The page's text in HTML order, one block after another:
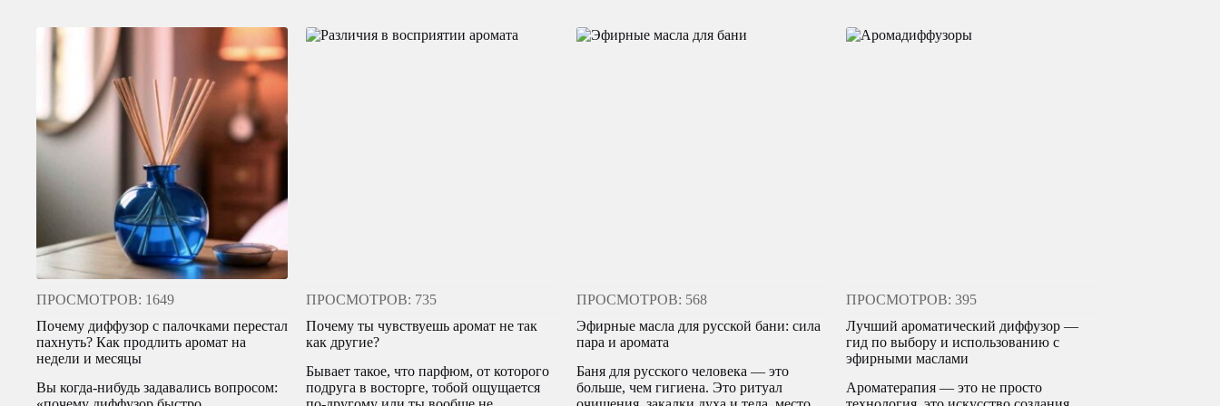
ПРОСМОТРОВ: 1649
Почему диффузор с палочками перестал
пахнуть? Как продлить аромат на
недели и месяцы
Вы когда-нибудь задавались вопросом:
ПРОСМОТРОВ: 735
Почему ты чувствуешь аромат не так
как другие?
Бывает такое, что парфюм, от которого
подруга в восторге, тобой ощущается
ПРОСМОТРОВ: 568
Эфирные масла для русской бани: сила
пара и аромата
Баня для русского человека — это
больше, чем гигиена. Это ритуал
ПРОСМОТРОВ: 395
Лучший ароматический диффузор —
гид по выбору и использованию с
эфирными маслами
Ароматерапия — это не просто